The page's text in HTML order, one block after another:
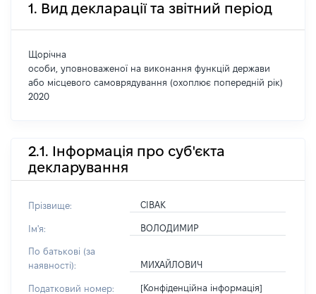
1. Вид декларації та звітний період
Щорічна
особи, уповноваженої на виконання функцій держави
або місцевого самоврядування (охоплює попередній рік)
2020
2.1. Інформація про суб'єкта
декларування
Прізвище: СІВАК
Ім'я: ВОЛОДИМИР
По батькові (за
наявності):
МИХАЙЛОВИЧ
Податковий номер: [Конфіденційна інформація]